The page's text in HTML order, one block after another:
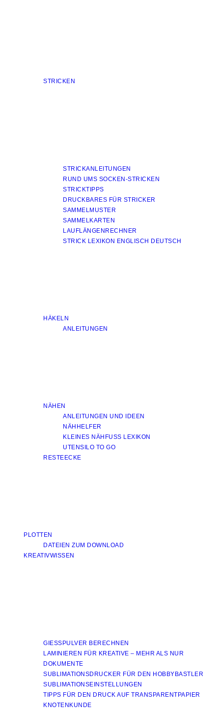
STRICKEN
STRICKANLEITUNGEN
RUND UMS SOCKEN-STRICKEN
STRICKTIPPS
DRUCKBARES FÜR STRICKER
SAMMELMUSTER
SAMMELKARTEN
LAUFLÄNGENRECHNER
STRICK LEXIKON ENGLISCH DEUTSCH
HÄKELN
ANLEITUNGEN
NÄHEN
ANLEITUNGEN UND IDEEN
NÄHHELFER
KLEINES NÄHFUSS LEXIKON
UTENSILO TO GO
RESTEECKE
PLOTTEN
DATEIEN ZUM DOWNLOAD
KREATIVWISSEN
GIESSPULVER BERECHNEN
LAMINIEREN FÜR KREATIVE – MEHR ALS NUR
DOKUMENTE
SUBLIMATIONSDRUCKER FÜR DEN HOBBYBASTLER
SUBLIMATIONSEINSTELLUNGEN
TIPPS FÜR DEN DRUCK AUF TRANSPARENTPAPIER
KNOTENKUNDE